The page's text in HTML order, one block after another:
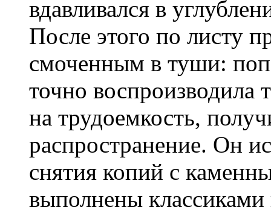
вдавливался в
После этого по листу
смоченным в туши:
точно воспроизводила
на трудоемкость,
распространение. Он
снятия копий с
выполнены классиками